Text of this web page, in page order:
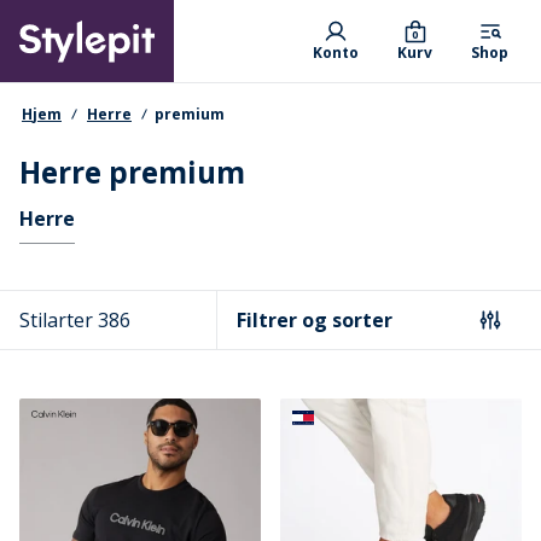
main
content
Primary departments
Konto Kurv
0
Shop
navigationssti
Hjem Herre premium
Herre premium
Hurtige links
Herre
Stilarter 386 Filtrer og sorter